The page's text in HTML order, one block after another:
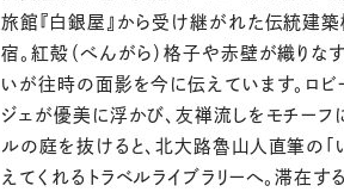
旅館『白銀屋』から受け継がれた伝統建
宿。紅殻（べんがら）格子や赤壁が織りな
いが往時の面影を今に伝えています。ロ
ジェが優美に浮かび、友禅流しをモチーフ
ルの庭を抜けると、北大路魯山人直筆の「
えてくれるトラベルライブラリーへ。滞在す